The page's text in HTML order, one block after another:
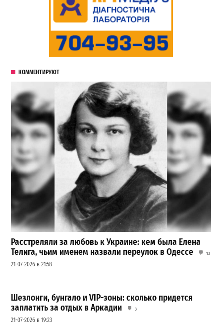
КОММЕНТИРУЮТ
Расстреляли за любовь к Украине: кем была Елена
Телига, чьим именем назвали переулок в Одессе
13
21-07-2026 в 21:58
Шезлонги, бунгало и VIP-зоны: сколько придется
заплатить за отдых в Аркадии
3
21-07-2026 в 19:23